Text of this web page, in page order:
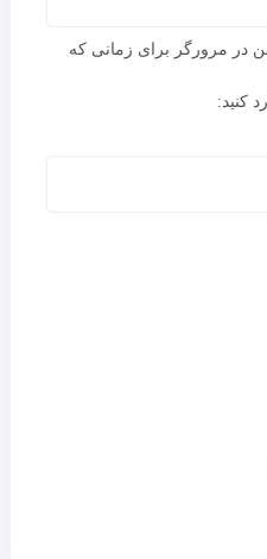
در مرورگر برای زمانی که
کنید: